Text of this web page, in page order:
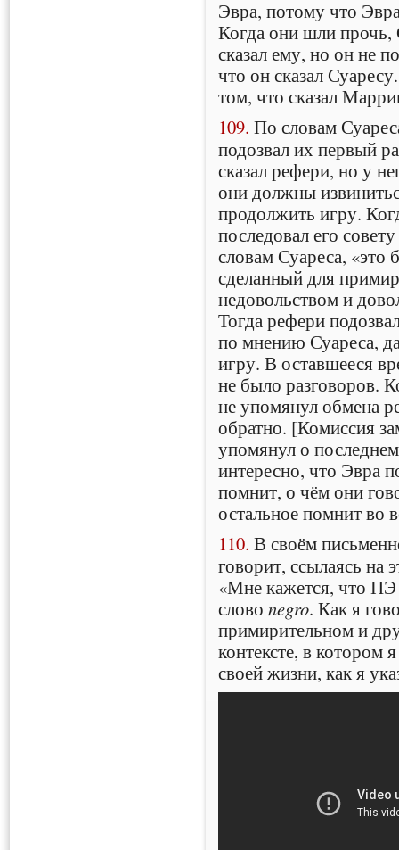
Эвра, потому что
Когда они шли прочь,
сказал ему, но он не
что он сказал
том, что сказал
109. По словам
подозвал их первый
сказал рефери, но у
они должны
продолжить игру.
последовал его
словам Суареса,
сделанный для
недовольством и
Тогда рефери
по мнению Суареса,
игру. В оставшееся
не было разговоров.
не упомянул обмена
обратно. [Комиссия
упомянул о
интересно, что Эвра
помнит, о чём они
остальное помнит во
110. В своём
говорит, ссылаясь на
«Мне кажется, что ПЭ
словоnegro. Как я
примирительном и
контексте, в котором
своей жизни, как я